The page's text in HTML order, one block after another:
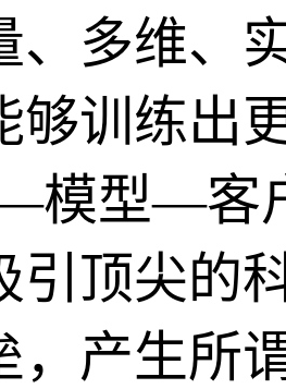
、多维、
够训练出
模型—客
引顶尖的
，产生所